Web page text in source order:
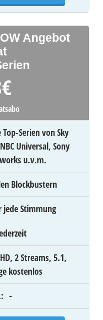
€
Serien von Sky
Universal, Sony
u.v.m.
Blockbustern
jede Stimmung
2 Streams, 5.1,
kostenlos
: -